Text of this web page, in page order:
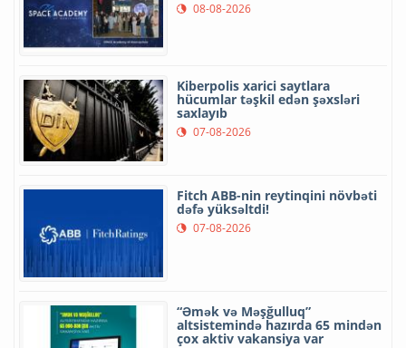
08-08-2026
Kiberpolis xarici saytlara
hücumlar təşkil edən şəxsləri
saxlayıb
07-08-2026
Fitch ABB-nin reytinqini növbəti
dəfə yüksəltdi!
07-08-2026
“Əmək və Məşğulluq”
altsistemində hazırda 65 mindən
çox aktiv vakansiya var